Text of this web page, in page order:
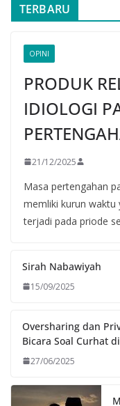
TERBARU
OPINI
PRODUK
IDIOLOGI
21/12/2025
Masa pertengahan
memliki kurun waktu
terjadi pada priode
Sirah Nabawiyah
15/09/2025
Oversharing dan
Bicara Soal Curhat
27/06/2025